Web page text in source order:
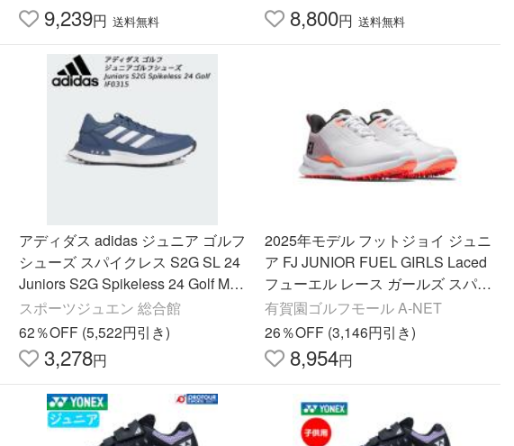
9,239円 送料無料 8,800円 送料無料
アディダス adidas ジュニア ゴルフ
シューズ スパイクレス S2G SL 24
Juniors S2G Spikeless 24 Golf MD
K96 IF0315
スポーツジュエン 総合館
62％OFF (5,522円引き)
3,278円
2025年モデル フットジョイ ジュニ
ア FJ JUNIOR FUEL GIRLS Laced
フューエル レース ガールズ スパイ
クレス ゴルフシューズ 48213 ホワ
イト/ピンク
有賀園ゴルフモール A-NET
26％OFF (3,146円引き)
8,954円